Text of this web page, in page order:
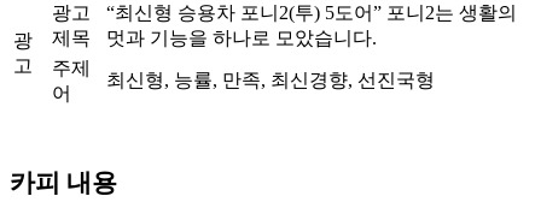
광
고
광고
제목
“최신형 승용차 포니2(투) 5도어” 포니2는 생활의
멋과 기능을 하나로 모았습니다.
주제
어
최신형, 능률, 만족, 최신경향, 선진국형
카피 내용